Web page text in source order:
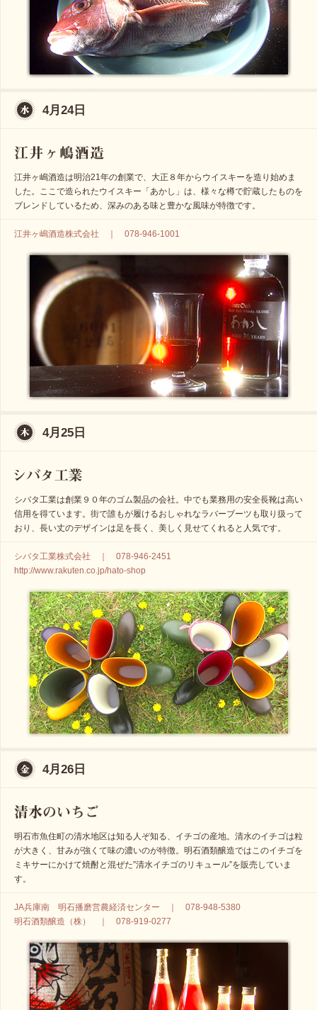
4月24日
江井ヶ嶋酒造は明治21年の創業で、大正８年からウイスキーを造り始めま
した。ここで造られたウイスキー「あかし」は、様々な樽で貯蔵したものを
ブレンドしているため、深みのある味と豊かな風味が特徴です。
江井ヶ嶋酒造株式会社 ｜ 078-946-1001
4月25日
シバタ工業は創業９０年のゴム製品の会社。中でも業務用の安全長靴は高い
信用を得ています。街で誰もが履けるおしゃれなラバーブーツも取り扱って
おり、長い丈のデザインは足を長く、美しく見せてくれると人気です。
シバタ工業株式会社 ｜ 078-946-2451
http://www.rakuten.co.jp/hato-shop
4月26日
明石市魚住町の清水地区は知る人ぞ知る、イチゴの産地。清水のイチゴは粒
が大きく、甘みが強くて味の濃いのが特徴。明石酒類醸造ではこのイチゴを
ミキサーにかけて焼酎と混ぜた”清水イチゴのリキュール”を販売していま
す。
JA兵庫南 明石播磨営農経済センター ｜ 078-948-5380
明石酒類醸造（株） ｜ 078-919-0277